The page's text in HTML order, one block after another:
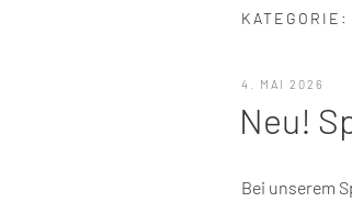
KATEGORIE:
4. MAI 2026
Neu!
Bei unserem